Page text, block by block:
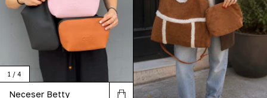
1 / 4
Neceser Betty